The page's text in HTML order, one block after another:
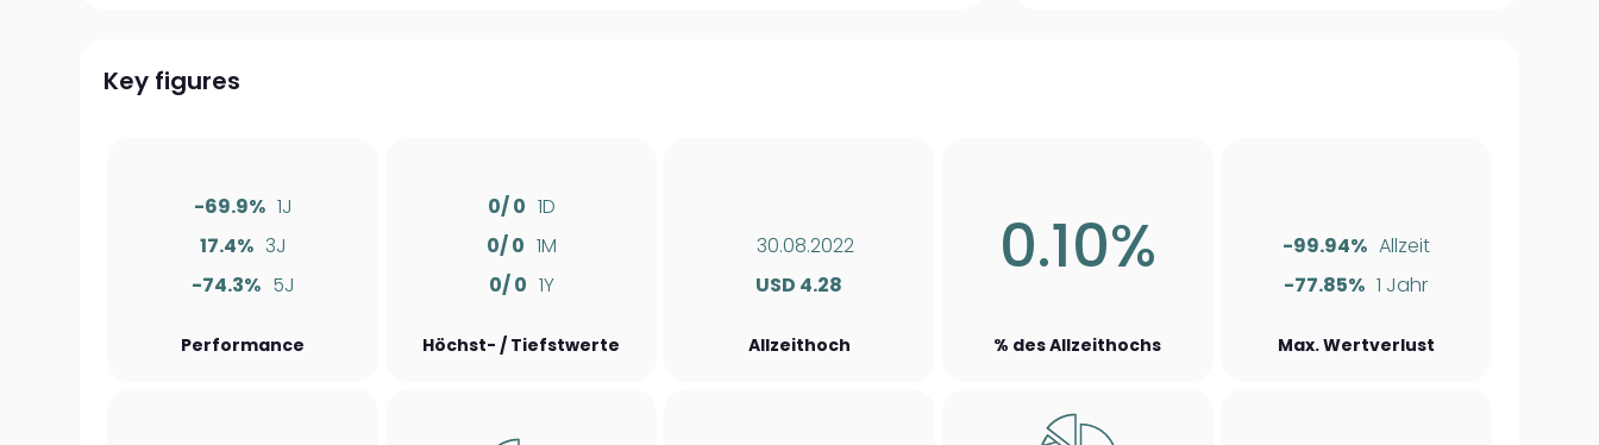
Key figures
-69.9% 1J
17.4% 3J
-74.3% 5J
Performance
0/ 0 1D
0/ 0 1M
0/ 0 1Y
Höchst- / Tiefstwerte
30.08.2022
USD 4.28
Allzeithoch
0.10%
% des Allzeithochs
-99.94% Allzeit
-77.85% 1 Jahr
Max. Wertverlust